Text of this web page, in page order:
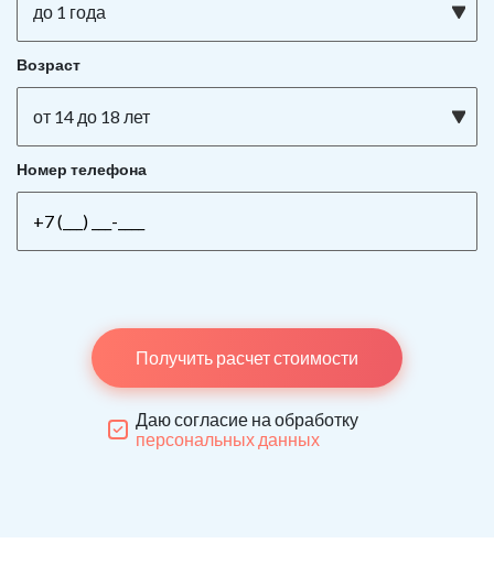
до 1 года
Возраст
от 14 до 18 лет
Номер телефона
Получить расчет стоимости
Даю согласие на обработку
персональных данных